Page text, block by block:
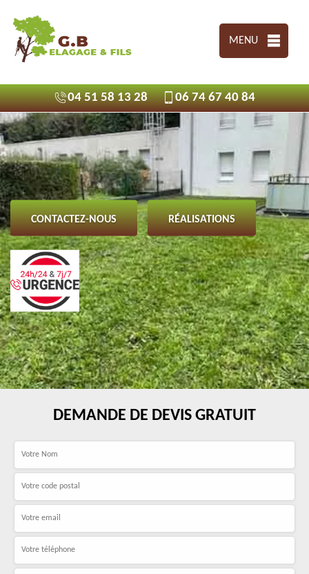
MENU
04 51 58 13 28 06 74 67 40 84
CONTACTEZ-NOUS RÉALISATIONS
DEMANDE DE DEVIS GRATUIT